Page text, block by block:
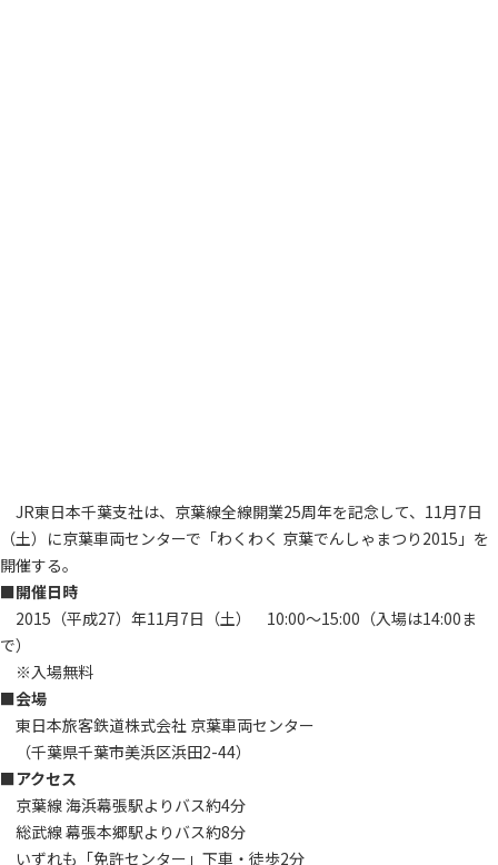
JR東日本千葉支社は、京葉線全線開業25周年を記念して、11月7日
（土）に京葉車両センターで「わくわく 京葉でんしゃまつり2015」を
開催する。
■開催日時
2015（平成27）年11月7日（土） 10:00～15:00（入場は14:00ま
で）
※入場無料
■会場
東日本旅客鉄道株式会社 京葉車両センター
（千葉県千葉市美浜区浜田2-44）
■アクセス
京葉線 海浜幕張駅よりバス約4分
総武線 幕張本郷駅よりバス約8分
いずれも「免許センター」下車・徒歩2分